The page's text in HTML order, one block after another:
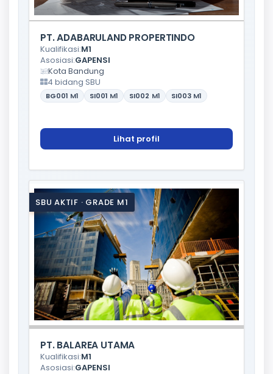
PT. ADABARULAND PROPERTINDO
Kualifikasi:M1
Asosiasi:GAPENSI
Kota Bandung
4 bidang SBU
BG001 M1 SI001 M1 SI002 M1 SI003 M1
Lihat profil
SBU AKTIF · GRADE M1
PT. BALAREA UTAMA
Kualifikasi:M1
Asosiasi:GAPENSI